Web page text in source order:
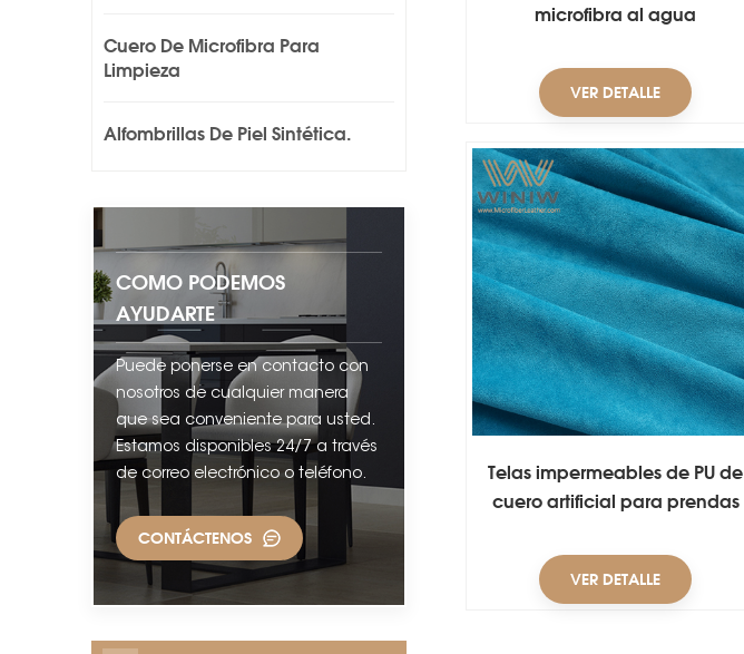
microfibra al agua
VER DETALLE
Telas impermeables de PU de
cuero artificial para prendas
VER DETALLE
Cuero De Microfibra Para
Limpieza
Alfombrillas De Piel Sintética.
COMO PODEMOS
AYUDARTE
Puede ponerse en contacto con
nosotros de cualquier manera
que sea conveniente para usted.
Estamos disponibles 24/7 a través
de correo electrónico o teléfono.
CONTÁCTENOS